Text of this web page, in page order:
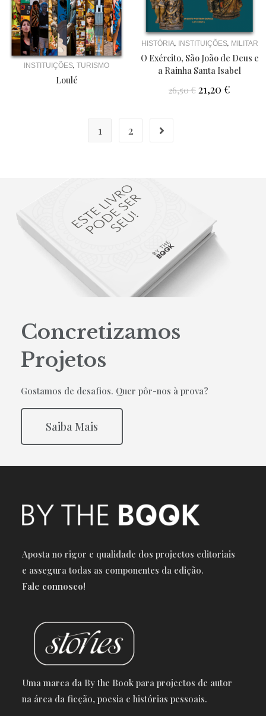
INSTITUIÇÕES, TURISMO
Loulé
HISTÓRIA, INSTITUIÇÕES, MILITAR
O Exército, São João de Deus e
a Rainha Santa Isabel
26,50€ 21,20 €
1 2
Concretizamos
Projetos
Gostamos de desafios. Quer pôr-nos à prova?
Saiba Mais
Aposta no rigor e qualidade dos projectos editoriais
e assegura todas as componentes da edição.
Fale connosco!
Uma marca da By the Book para projectos de autor
na área da ficção, poesia e histórias pessoais.